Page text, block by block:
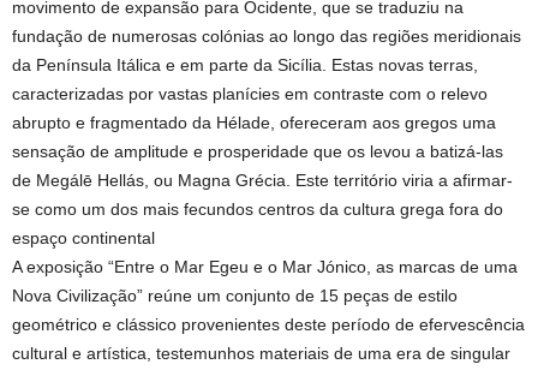
movimento de expansão para Ocidente, que se traduziu na
fundação de numerosas colónias ao longo das regiões meridionais
da Península Itálica e em parte da Sicília. Estas novas terras,
caracterizadas por vastas planícies em contraste com o relevo
abrupto e fragmentado da Hélade, ofereceram aos gregos uma
sensação de amplitude e prosperidade que os levou a batizá-las
de Megálē Hellás, ou Magna Grécia. Este território viria a afirmar-
se como um dos mais fecundos centros da cultura grega fora do
espaço continental
A exposição “Entre o Mar Egeu e o Mar Jónico, as marcas de uma
Nova Civilização” reúne um conjunto de 15 peças de estilo
geométrico e clássico provenientes deste período de efervescência
cultural e artística, testemunhos materiais de uma era de singular